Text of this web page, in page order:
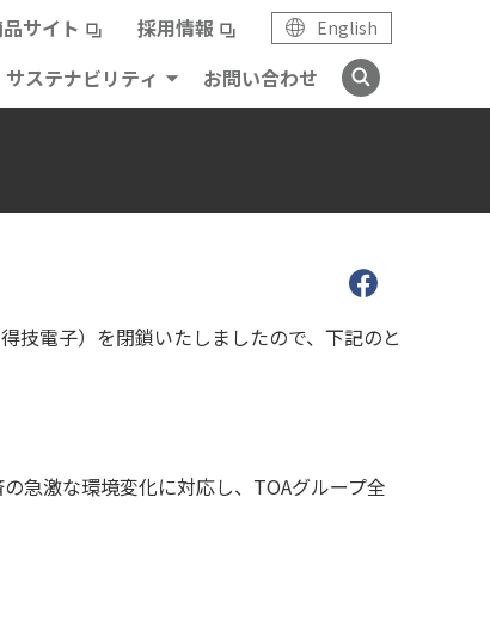
サイト 採用情報 English
サステナビリティ お問い合わせ
技電子）を閉鎖いたしましたので、下記のと
急激な環境変化に対応し、TOAグループ全